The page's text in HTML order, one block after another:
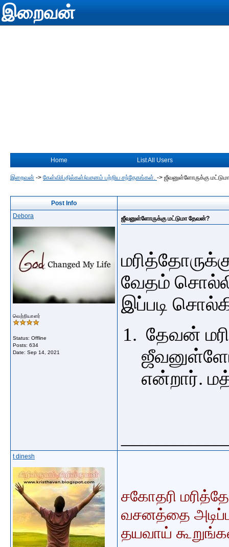
இறைவன்
Home List All Users
இறைவன் -> கேள்வி/பதில்கள்/வசனம் பற்றிய சந்தேகங்கள். -> ஜீவனுள்ளோருக்கு
Post Info
Debora
வெற்றியாளர்
Status: Offline
Posts: 634
Date: Sep 14, 2021
ஜீவனுள்ளோருக்கு மட்டுமா தேவன்?
வேதம்
இப்படி
தேவன்
என்றார்.
t dinesh
சகோதரி
வசனத்தை
தயவாய்